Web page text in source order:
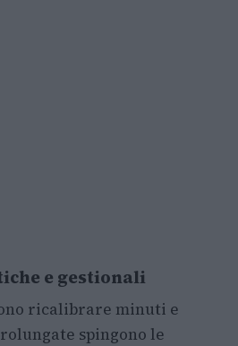
e gestionali
ricalibrare minuti e
spingono le